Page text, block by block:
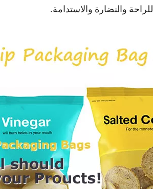
للراحة والنضارة والاستدامة.